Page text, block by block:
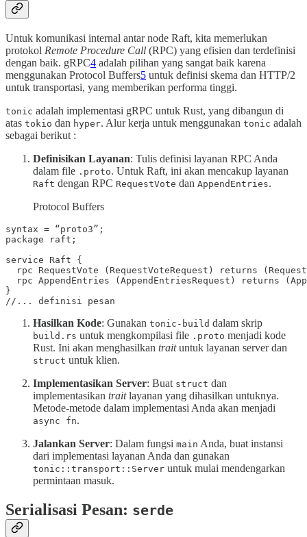
Untuk komunikasi internal antar node Raft, kita memerlukan
protokol Remote Procedure Call (RPC) yang efisien dan terdefinisi
dengan baik. gRPC4 adalah pilihan yang sangat baik karena
menggunakan Protocol Buffers5 untuk definisi skema dan HTTP/2
untuk transportasi, yang memberikan performa tinggi.
tonic adalah implementasi gRPC untuk Rust, yang dibangun di
atas tokio dan hyper. Alur kerja untuk menggunakan tonic adalah
sebagai berikut :
Definisikan Layanan: Tulis definisi layanan RPC Anda
dalam file .proto. Untuk Raft, ini akan mencakup layanan
Raft dengan RPC RequestVote dan AppendEntries.
Protocol Buffers
syntax = “proto3”;
package raft;
service Raft {
rpc RequestVote (RequestVoteRequest) returns
rpc AppendEntries (AppendEntriesRequest) returns
}
Hasilkan Kode: Gunakan tonic-build dalam skrip
build.rs untuk mengkompilasi file .proto menjadi kode
Rust. Ini akan menghasilkan traituntuk layanan server dan
struct untuk klien.
Implementasikan Server: Buat struct dan
implementasikan traitlayanan yang dihasilkan untuknya.
Metode-metode dalam implementasi Anda akan menjadi
async fn.
Jalankan Server: Dalam fungsi main Anda, buat instansi
dari implementasi layanan Anda dan gunakan
tonic::transport::Server untuk mulai mendengarkan
permintaan masuk.
Serialisasi Pesan: serde